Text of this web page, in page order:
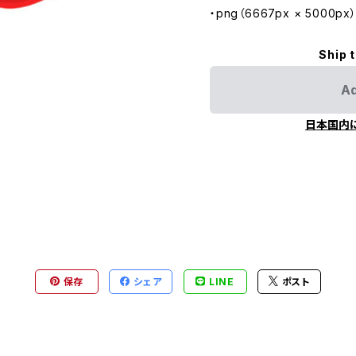
・png（6667px × 5000px）
Ship
日本国内
保存 シェア LINE ポスト